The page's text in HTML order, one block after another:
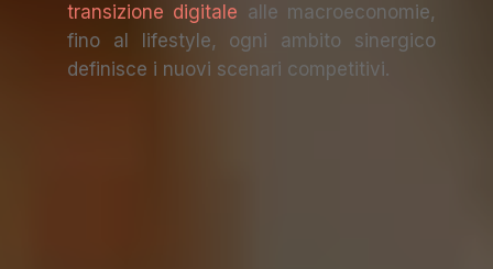
transizione digitale alle macroeconomie,
fino al lifestyle, ogni ambito sinergico
definisce i nuovi scenari competitivi.